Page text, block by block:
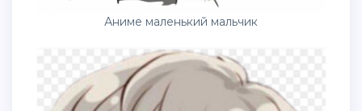
Аниме маленький мальчик